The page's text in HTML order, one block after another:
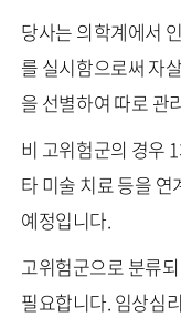
당사는 의학계에서
를 실시함으로써 자
을 선별하여 따로 관
비 고위험군의 경우
타 미술 치료 등을
예정입니다.
고위험군으로 분류
필요합니다. 임상심